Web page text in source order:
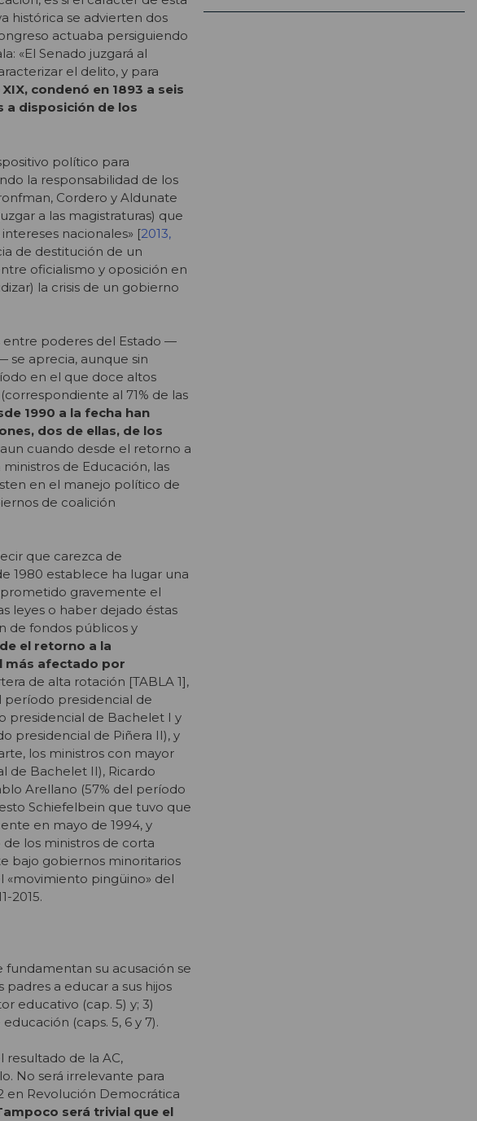
histórica se advierten dos
actuaba persiguiendo
«El Senado juzgará al
el delito, y para
condenó en 1893 a seis
a disposición de los
político para
la responsabilidad de los
Cordero y Aldunate
a las magistraturas) que
nacionales» [2013,
de destitución de un
oficialismo y oposición en
la crisis de un gobierno
entre poderes del Estado —
se aprecia, aunque sin
en el que doce altos
al 71% de las
1990 a la fecha han
dos de ellas, de los
cuando desde el retorno a
de Educación, las
en el manejo político de
de coalición
que carezca de
1980 establece ha lugar una
gravemente el
leyes o haber dejado éstas
de fondos públicos y
el retorno a la
más afectado por
de alta rotación [TABLA 1],
período presidencial de
presidencial de Bachelet I y
presidencial de Piñera II), y
los ministros con mayor
de Bachelet II), Ricardo
Arellano (57% del período
Schiefelbein que tuvo que
en mayo de 1994, y
los ministros de corta
bajo gobiernos minoritarios
«movimiento pingüino» del
2015.
fundamentan su acusación se
a educar a sus hijos
educativo (cap. 5) y; 3)
(caps. 5, 6 y 7).
resultado de la AC,
No será irrelevante para
en Revolución Democrática
será trivial que el